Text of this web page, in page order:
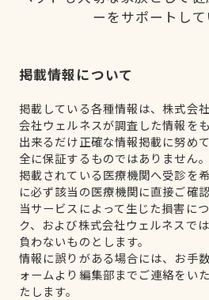
ーをサポートして
掲載情報について
掲載している各種情報は、株式会
会社ウェルネスが調査した情報を
出来るだけ正確な情報掲載に努め
全に保証するものではありません。
掲載されている医療機関へ受診を
に必ず該当の医療機関に直接ご確認
当サービスによって生じた損害に
ク、および株式会社ウェルネスで
負わないものとします。
情報に誤りがある場合には、お手
ォームより編集部までご連絡をい
たします。